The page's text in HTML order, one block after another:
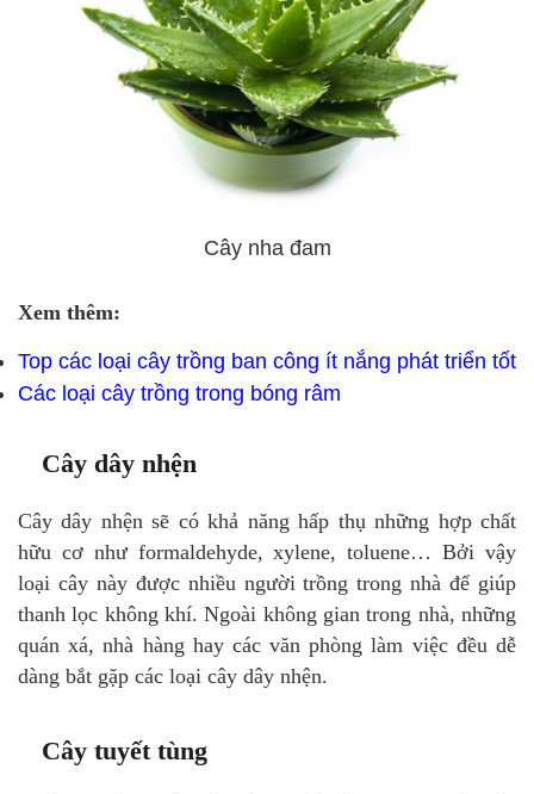
Cây nha đam
Xem thêm:
Top các loại cây trồng ban công ít nắng phát triển tốt
Các loại cây trồng trong bóng râm
Cây dây nhện
Cây dây nhện sẽ có khả năng hấp thụ những hợp chất
hữu cơ như formaldehyde, xylene, toluene… Bởi vậy
loại cây này được nhiều người trồng trong nhà để giúp
thanh lọc không khí. Ngoài không gian trong nhà, những
quán xá, nhà hàng hay các văn phòng làm việc đều dễ
dàng bắt gặp các loại cây dây nhện.
Cây tuyết tùng